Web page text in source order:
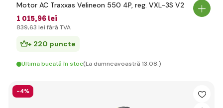
Motor AC Traxxas Velineon 550 4P, reg. VXL-3S V2
1 015,96 lei
839,63 lei fără TVA
+ 220 puncte
Ultima bucată în stoc(La dumneavoastră 13.08.)
-4%